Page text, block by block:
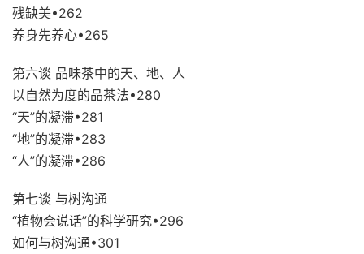
残缺美•262
养身先养心•265
第六谈 品味茶中的天、地、人
以自然为度的品茶法•280
“天”的凝滞•281
“地”的凝滞•283
“人”的凝滞•286
第七谈 与树沟通
“植物会说话”的科学研究•296
如何与树沟通•301